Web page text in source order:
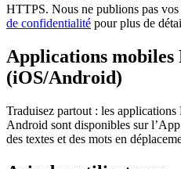
HTTPS. Nous ne publions pas
de confidentialité pour plus de
Applications mobiles
(iOS/Android)
Traduisez partout : les
Android sont disponibles sur
des textes et des mots en